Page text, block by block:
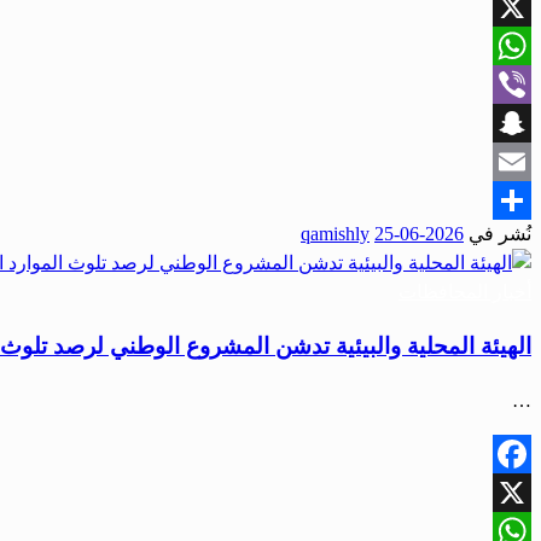
Facebook
X
WhatsApp
Viber
Snapchat
Email
Share
نُشر في 2026-06-25
qamishly
الهيئة المحلية والبيئية تدشن المشروع الوطني لرصد تلوث
…
Facebook
X